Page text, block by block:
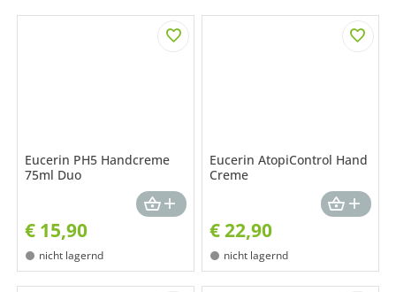
Eucerin PH5 Handcreme
75ml Duo
€ 15,90
nicht lagernd
Eucerin AtopiControl Hand
Creme
€22,90
nicht lagernd